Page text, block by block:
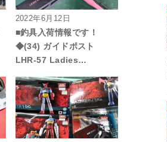
2022年6月12日
■釣具入荷情報です！
◆(34) ガイドポスト
LHR-57 Ladies…